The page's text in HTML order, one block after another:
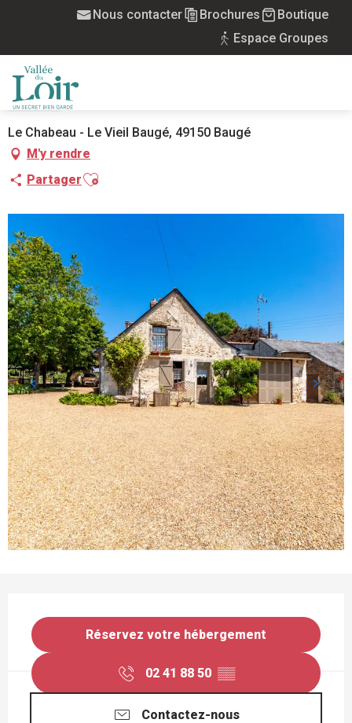
principal
Nous contacter Brochures
Boutique
Espace Groupes
Gîte Le Chabeau
GÎTE LE CHABEAU
MEUBLÉS
Le Chabeau - Le Vieil Baugé, 49150 Baugé
M'y rendre
PartagerAjouter aux favoris
Réservez votre hébergement
02 41 88 50 ▒▒
Contactez-nous